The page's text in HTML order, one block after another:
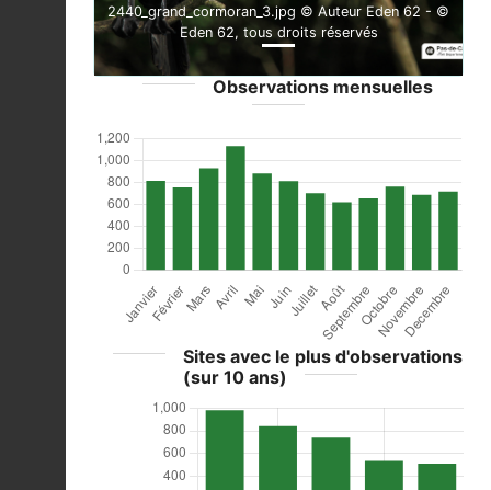
2440_grand_cormoran_3.jpg © Auteur Eden 62 - ©
Eden 62, tous droits réservés
Observations mensuelles
Sites avec le plus d'observations
(sur 10 ans)